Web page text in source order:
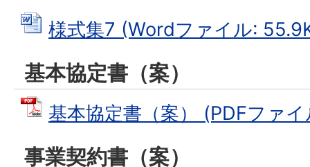
様式集7 (Wordファイル:
基本協定書（案）
基本協定書（案） (PDFファ
事業契約書（案）